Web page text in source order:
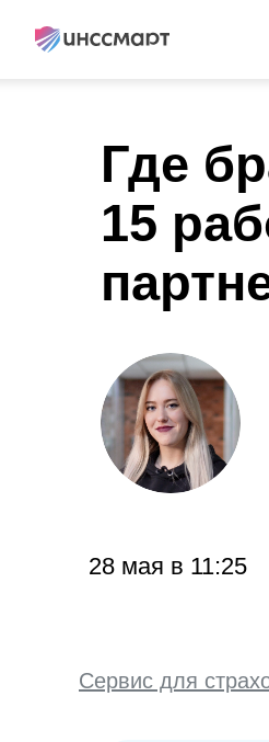
Где
15
28 мая в 11:25
Сервис для